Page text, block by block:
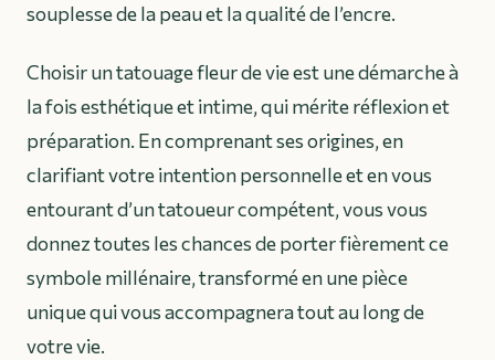
souplesse de la peau et la qualité de l’encre.
Choisir un tatouage fleur de vie est une démarche à
la fois esthétique et intime, qui mérite réflexion et
préparation. En comprenant ses origines, en
clarifiant votre intention personnelle et en vous
entourant d’un tatoueur compétent, vous vous
donnez toutes les chances de porter fièrement ce
symbole millénaire, transformé en une pièce
unique qui vous accompagnera tout au long de
votre vie.